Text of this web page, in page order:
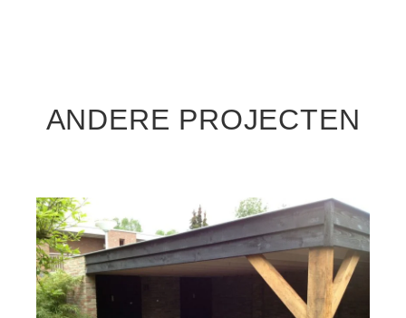
ANDERE PROJECTEN